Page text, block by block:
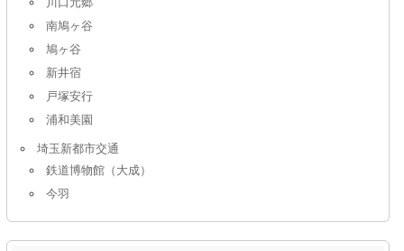
南鳩ヶ谷
鳩ヶ谷
新井宿
戸塚安行
浦和美園
埼玉新都市交通
鉄道博物館（大成）
今羽